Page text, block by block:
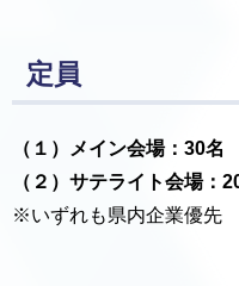
定員
（１）メイン会場：30名
（２）サテライト会場：
※いずれも県内企業優先